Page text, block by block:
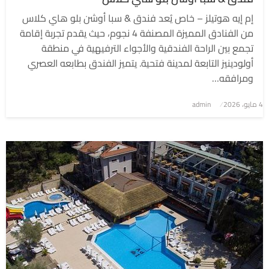
إم إيه هوتيلز – خاص يُعد فندق & سبا أوشن بلو هاي كلاس
من الفنادق المميزة المصنفة 4 نجوم، حيث يقدم تجربة إقامة
تجمع بين الراحة الفندقية والأجواء الترفيهية في منطقة
أولودينيز التابعة لمدينة فتحية. يتميز الفندق بطابعه العصري
ومرافقه…
نُشر
4 مايو، 2026 admin